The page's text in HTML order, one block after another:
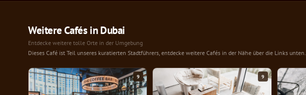
Weitere Cafés in Dubai
Entdecke weitere tolle Orte in der Umgebung
Dieses Café ist Teil unseres kuratierten Stadtführers, entdecke weitere Cafés in der Nähe über die Links unten.
9 9